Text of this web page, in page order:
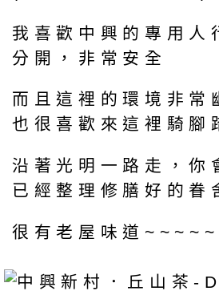
我喜歡中興的專用人
分開，非常安全
而且這裡的環境非常
也很喜歡來這裡騎腳
沿著光明一路走，你
已經整理修膳好的眷
很有老屋味道~~~~~